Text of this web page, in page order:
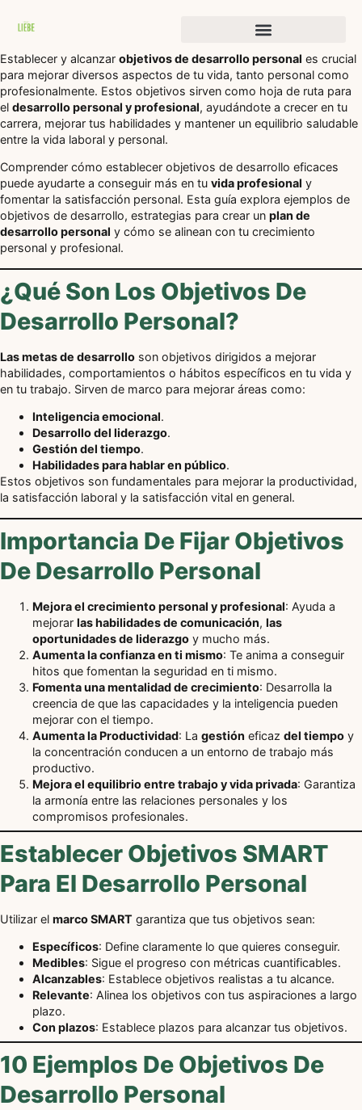
Establecer y alcanzar objetivos de desarrollo personal es crucial
para mejorar diversos aspectos de tu vida, tanto personal como
profesionalmente. Estos objetivos sirven como hoja de ruta para
el desarrollo personal y profesional, ayudándote a crecer en tu
carrera, mejorar tus habilidades y mantener un equilibrio saludable
entre la vida laboral y personal.
Comprender cómo establecer objetivos de desarrollo eficaces
puede ayudarte a conseguir más en tu vida profesional y
fomentar la satisfacción personal. Esta guía explora ejemplos de
objetivos de desarrollo, estrategias para crear un plan de
desarrollo personal y cómo se alinean con tu crecimiento
personal y profesional.
¿Qué Son Los Objetivos De
Desarrollo Personal?
Las metas de desarrollo son objetivos dirigidos a mejorar
habilidades, comportamientos o hábitos específicos en tu vida y
en tu trabajo. Sirven de marco para mejorar áreas como:
Inteligencia emocional.
Desarrollo del liderazgo.
Gestión del tiempo.
Habilidades para hablar en público.
Estos objetivos son fundamentales para mejorar la productividad,
la satisfacción laboral y la satisfacción vital en general.
Importancia De Fijar Objetivos
De Desarrollo Personal
Mejora el crecimiento personal y profesional: Ayuda a
mejorar las habilidades de comunicación, las
oportunidades de liderazgo y mucho más.
Aumenta la confianza en ti mismo: Te anima a conseguir
hitos que fomentan la seguridad en ti mismo.
Fomenta una mentalidad de crecimiento: Desarrolla la
creencia de que las capacidades y la inteligencia pueden
mejorar con el tiempo.
Aumenta la Productividad: La gestión eficaz del tiempo y
la concentración conducen a un entorno de trabajo más
productivo.
Mejora el equilibrio entre trabajo y vida privada: Garantiza
la armonía entre las relaciones personales y los
compromisos profesionales.
Establecer Objetivos SMART
Para El Desarrollo Personal
Utilizar el marco SMART garantiza que tus objetivos sean:
Específicos: Define claramente lo que quieres conseguir.
Medibles: Sigue el progreso con métricas cuantificables.
Alcanzables: Establece objetivos realistas a tu alcance.
Relevante: Alinea los objetivos con tus aspiraciones a largo
plazo.
Con plazos: Establece plazos para alcanzar tus objetivos.
10 Ejemplos De Objetivos De
Desarrollo Personal